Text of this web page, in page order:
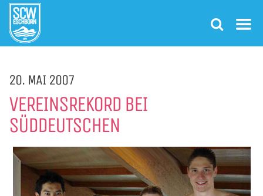
20. MAI 2007
VEREINSREKORD BEI
SÜDDEUTSCHEN